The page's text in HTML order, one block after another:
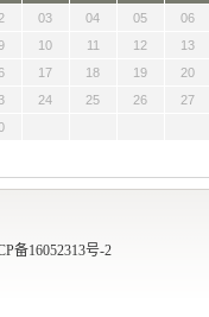
03 04 05
06
10 11 12
13
17 18 19
20
24 25 26
27
备16052313号-2